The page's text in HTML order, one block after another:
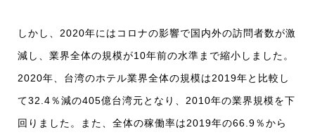
しかし、2020年にはコロナの影響で国内外の訪問者数が激
減し、業界全体の規模が10年前の水準まで縮小しました。
2020年、台湾のホテル業界全体の規模は2019年と比較し
て32.4％減の405億台湾元となり、2010年の業界規模を下
回りました。また、全体の稼働率は2019年の66.9％から